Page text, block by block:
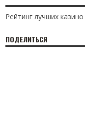
Рейтинг лучших
ПОДЕЛИТЬСЯ